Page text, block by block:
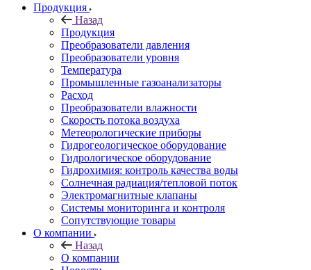
Продукция
Назад
Продукция
Преобразователи давления
Преобразователи уровня
Температура
Промышленные газоанализаторы
Расход
Преобразователи влажности
Скорость потока воздуха
Метеорологические приборы
Гидрогеологическое оборудование
Гидрологическое оборудование
Гидрохимия: контроль качества воды
Солнечная радиация/тепловой поток
Электромагнитные клапаны
Системы мониторинга и контроля
Сопутствующие товары
О компании
Назад
О компании